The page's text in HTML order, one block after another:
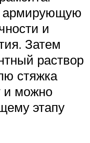
армирующую
и
Затем
раствор
стяжка
и можно
этапу